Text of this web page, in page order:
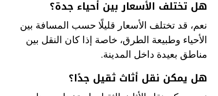
هل تختلف الأسعار بين أحياء جدة؟
نعم، قد تختلف الأسعار قليلًا حسب المسافة بين
الأحياء وطبيعة الطرق، خاصة إذا كان النقل بين
مناطق بعيدة داخل المدينة.
هل يمكن نقل أثاث ثقيل جدًا؟